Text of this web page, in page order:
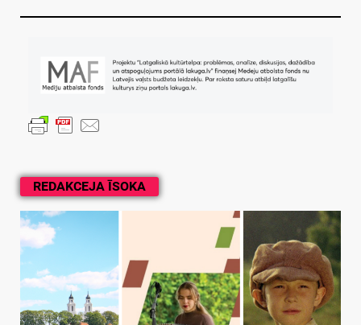
REDAKCEJA ĪSOKA